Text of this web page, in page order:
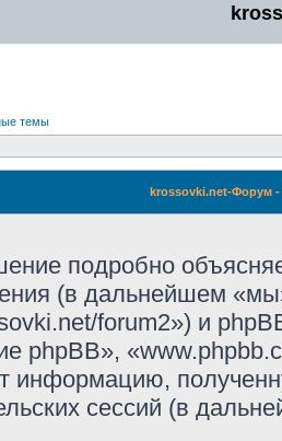
темы
krossovki.net-Форум
подробно
(в дальнейшем
forum2») и
phpBB»,
информацию,
сессий (в